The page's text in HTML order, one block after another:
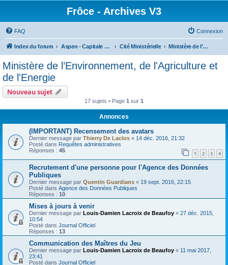
Frôce - Archives V3
FAQ Connexion
Index du forum Aspen - Capitale de la Frôce Cité Ministérielle Ministère de l’Environnement, de l'Agriculture et de l'Energie
Ministère de l’Environnement, de l'Agriculture et
de l'Energie
Nouveau sujet
17 sujets • Page 1 sur 1
Annonces
(IMPORTANT) Recensement des avatars
Dernier message par Thierry De Laclos « 14 déc. 2016, 21:32
Posté dans Requêtes administratives
Réponses : 45 1 2 3 4
Recrutement d'une personne pour l'Agence des Données
Publiques
Dernier message par Quentin Guardians « 19 sept. 2016, 22:15
Posté dans Agence des Données Publiques
Réponses : 10
Mises à jours à venir
Dernier message par Louis-Damien Lacroix de Beaufoy « 27 déc. 2015,
10:54
Posté dans Journal Officiel
Réponses : 13
Communication des Maîtres du Jeu
Dernier message par Louis-Damien Lacroix de Beaufoy « 11 mai 2017,
23:41
Posté dans Journal Officiel